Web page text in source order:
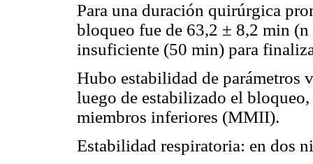
Para una duración quirúrgica
bloqueo fue de 63,2 ± 8,2 min
insuficiente (50 min) para
Hubo estabilidad de parámetros
luego de estabilizado el
miembros inferiores (MMII).
Estabilidad respiratoria: en dos